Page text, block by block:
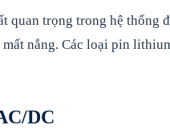
quan trọng trong hệ thống
nắng. Các loại pin
DC